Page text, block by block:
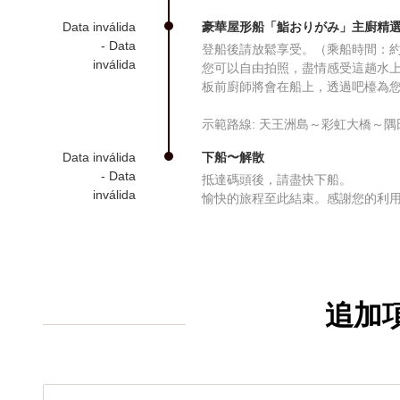
Data inválida
- Data
inválida
豪華屋形船「鮨おりがみ」主廚精
登船後請放鬆享受。（乘船時間：
您可以自由拍照，盡情感受這趟水
板前廚師將會在船上，透過吧檯為
示範路線: 天王洲島～彩虹大橋～
Data inválida
- Data
inválida
下船〜解散
抵達碼頭後，請盡快下船。
愉快的旅程至此結束。感謝您的利
追加